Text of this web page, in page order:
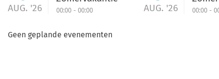
AUG. '26 00:00 - 00:00 AUG. '26 00:00 -
Geen geplande evenementen